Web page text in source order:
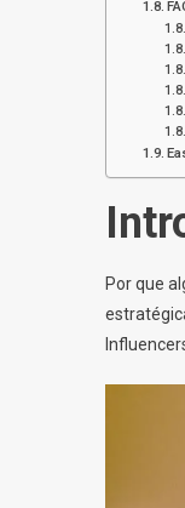
Por que